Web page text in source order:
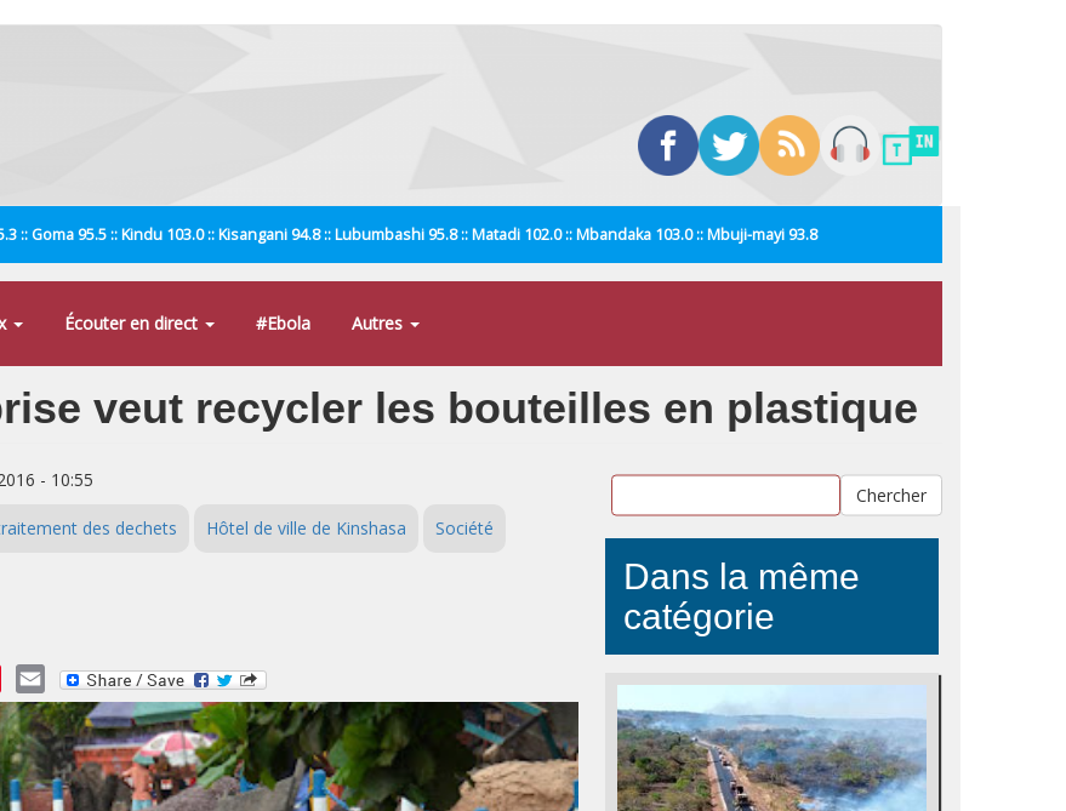
:: Goma 95.5 :: Kindu 103.0 :: Kisangani 94.8 :: Lubumbashi 95.8 :: Matadi 102.0 :: Mbandaka 103.0 :: Mbuji-mayi 93.8
Écouter en direct #Ebola Autres
veut recycler les bouteilles en plastique
- 10:55
des dechets Hôtel de ville de Kinshasa Société
Pinterest
Email
Chercher
Dans la même
catégorie